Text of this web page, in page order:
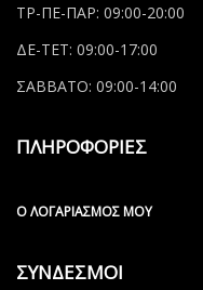
ΤΡ-ΠΕ-ΠΑΡ: 09:00-20:00
ΔΕ-ΤΕΤ: 09:00-17:00
ΣΑΒΒΑΤΟ: 09:00-14:00
ΠΛΗΡΟΦΟΡΙΕΣ
Ο ΛΟΓΑΡΙΑΣΜΌΣ ΜΟΥ
ΣΥΝΔΕΣΜΟΙ